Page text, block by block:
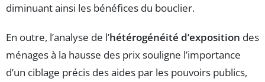
diminuant ainsi les bénéfices du bouclier.
En outre, l’analyse de l’hétérogénéité d’exposition des
ménages à la hausse des prix souligne l’importance
d’un ciblage précis des aides par les pouvoirs publics,